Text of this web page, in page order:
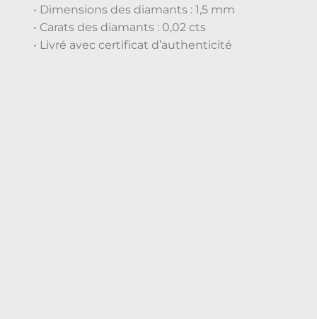
• Dimensions des diamants : 1,5 mm
• Carats des diamants : 0,02 cts
• Livré avec certificat d’authenticité